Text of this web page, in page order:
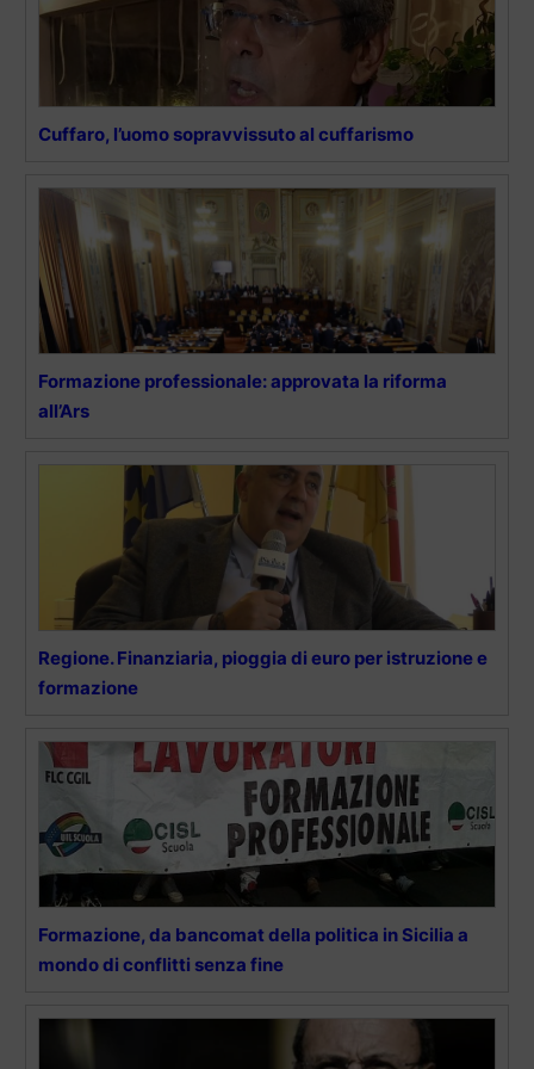
Cuffaro, l’uomo sopravvissuto al cuffarismo
Formazione professionale: approvata la riforma
all’Ars
Regione. Finanziaria, pioggia di euro per istruzione e
formazione
Formazione, da bancomat della politica in Sicilia a
mondo di conflitti senza fine